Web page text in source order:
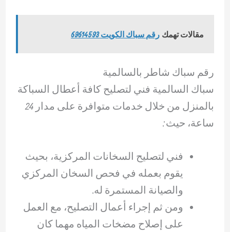
مقالات تهمك رقم سباك الكويت 69614593
رقم سباك شاطر بالسالمية
سباك السالمية فني لتصليح كافة أعطال السباكة
بالمنزل من خلال خدمات متوافرة على مدار 24
ساعة، حيث:
فني لتصليح السخانات المركزية، بحيث
يقوم بعمله في فحص السخان المركزي
والصيانة المستمرة له.
ومن ثم إجراء أعمال التصليح، مع العمل
على إصلاح مضخات المياه مهما كان